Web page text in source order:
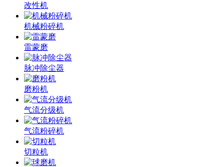
改性机
机械粉碎机
雷蒙磨
脉冲除尘器
磨粉机
气流分级机
气流粉碎机
切粒机